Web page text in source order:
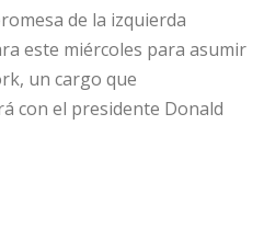
de la izquierda
este miércoles para asumir
un cargo que
con el presidente Donald